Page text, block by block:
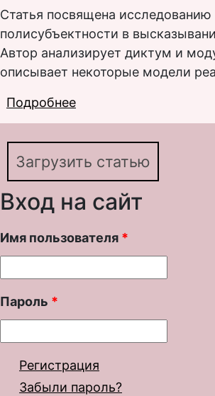
Статья посвящена
полисубъектности в
Автор анализирует диктум и
описывает некоторые модели
Подробнее
адвербиальными
Загрузить статью
Вход на сайт
Имя пользователя *
Пароль *
Регистрация
Забыли пароль?